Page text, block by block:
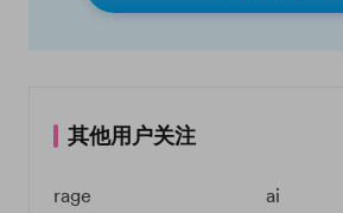
其他用户关注
rage
ai